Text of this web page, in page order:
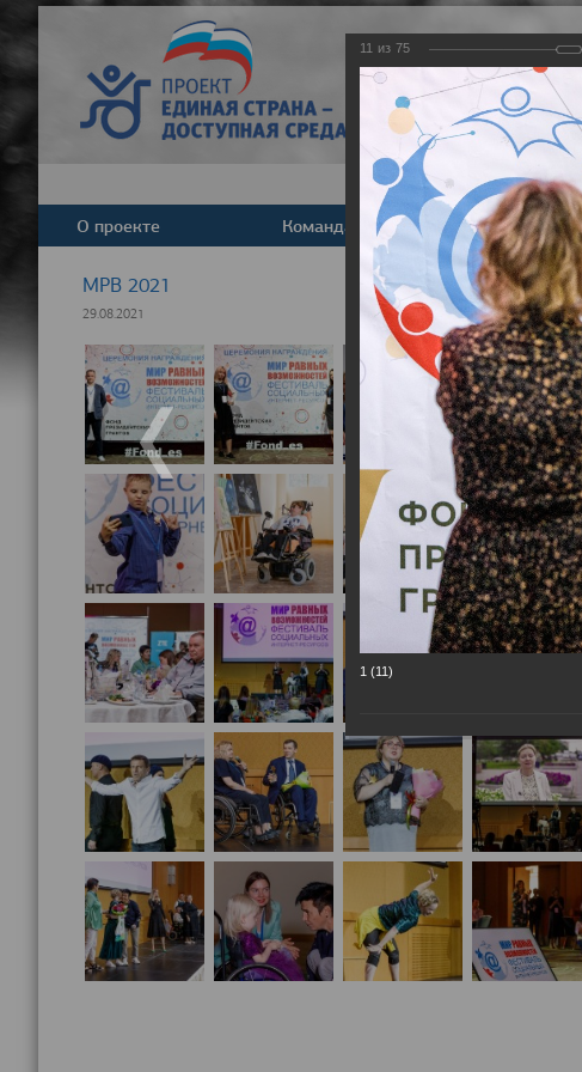
О проекте Команда Новости
МРВ 2021
29.08.2021
11 из 75
1 (11)